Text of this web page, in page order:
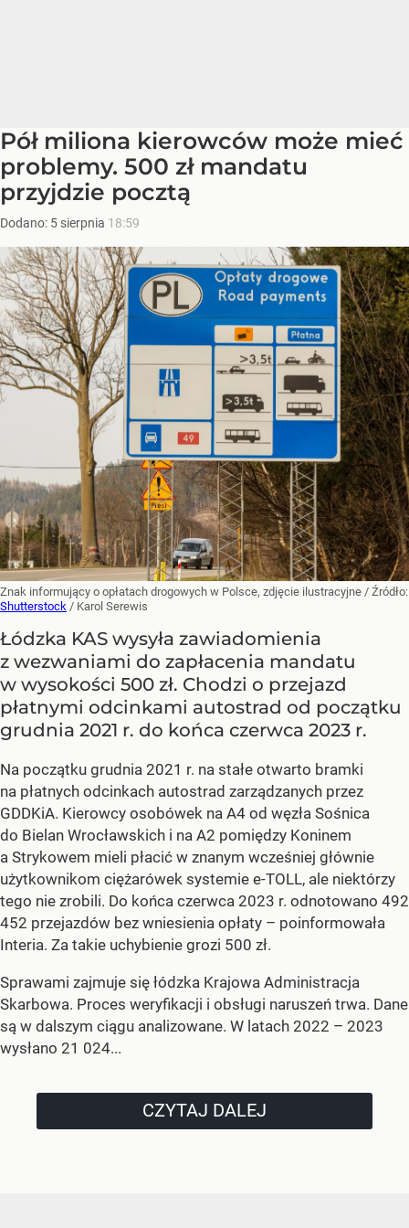
Pół miliona kierowców może mieć
problemy. 500 zł mandatu
przyjdzie pocztą
Dodano: 5 sierpnia 18:59
Znak informujący o opłatach drogowych w Polsce, zdjęcie ilustracyjne / Źródło:
Shutterstock / Karol Serewis
Łódzka KAS wysyła zawiadomienia
z wezwaniami do zapłacenia mandatu
w wysokości 500 zł. Chodzi o przejazd
płatnymi odcinkami autostrad od początku
grudnia 2021 r. do końca czerwca 2023 r.
Na początku grudnia 2021 r. na stałe otwarto bramki
na płatnych odcinkach autostrad zarządzanych przez
GDDKiA. Kierowcy osobówek na A4 od węzła Sośnica
do Bielan Wrocławskich i na A2 pomiędzy Koninem
a Strykowem mieli płacić w znanym wcześniej głównie
użytkownikom ciężarówek systemie e-TOLL, ale niektórzy
tego nie zrobili. Do końca czerwca 2023 r. odnotowano 492
452 przejazdów bez wniesienia opłaty – poinformowała
Interia. Za takie uchybienie grozi 500 zł.
Sprawami zajmuje się łódzka Krajowa Administracja
Skarbowa. Proces weryfikacji i obsługi naruszeń trwa. Dane
są w dalszym ciągu analizowane. W latach 2022 – 2023
wysłano 21 024...
CZYTAJ DALEJ